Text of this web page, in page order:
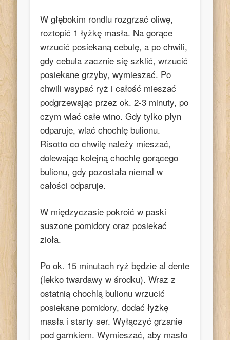
W głębokim rondlu rozgrzać oliwę,
roztopić 1 łyżkę masła. Na gorące
wrzucić posiekaną cebulę, a po chwili,
gdy cebula zacznie się szklić, wrzucić
posiekane grzyby, wymieszać. Po
chwili wsypać ryż i całość mieszać
podgrzewając przez ok. 2-3 minuty, po
czym wlać całe wino. Gdy tylko płyn
odparuje, wlać chochlę bulionu.
Risotto co chwilę należy mieszać,
dolewając kolejną chochlę gorącego
bulionu, gdy pozostała niemal w
całości odparuje.
W międzyczasie pokroić w paski
suszone pomidory oraz posiekać
zioła.
Po ok. 15 minutach ryż będzie al dente
(lekko twardawy w środku). Wraz z
ostatnią chochlą bulionu wrzucić
posiekane pomidory, dodać łyżkę
masła i starty ser. Wyłączyć grzanie
pod garnkiem. Wymieszać, aby masło